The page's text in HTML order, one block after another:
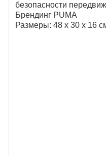
безопасности
Брендинг PUMA
Размеры: 48 х 30 х 16